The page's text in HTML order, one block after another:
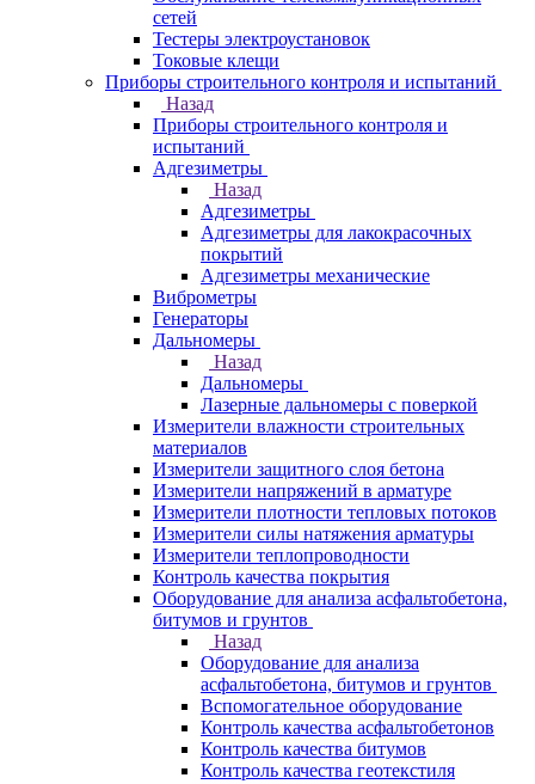
сетей
Тестеры электроустановок
Токовые клещи
Приборы строительного контроля и испытаний
Назад
Приборы строительного контроля и
испытаний
Адгезиметры
Назад
Адгезиметры
Адгезиметры для лакокрасочных
покрытий
Адгезиметры механические
Виброметры
Генераторы
Дальномеры
Назад
Дальномеры
Лазерные дальномеры с поверкой
Измерители влажности строительных
материалов
Измерители защитного слоя бетона
Измерители напряжений в арматуре
Измерители плотности тепловых потоков
Измерители силы натяжения арматуры
Измерители теплопроводности
Контроль качества покрытия
Оборудование для анализа асфальтобетона,
битумов и грунтов
Назад
Оборудование для анализа
асфальтобетона, битумов и грунтов
Вспомогательное оборудование
Контроль качества асфальтобетонов
Контроль качества битумов
Контроль качества геотекстиля